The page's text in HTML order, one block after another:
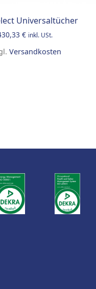
Universaltücher
€ inkl. USt.
Versandkosten